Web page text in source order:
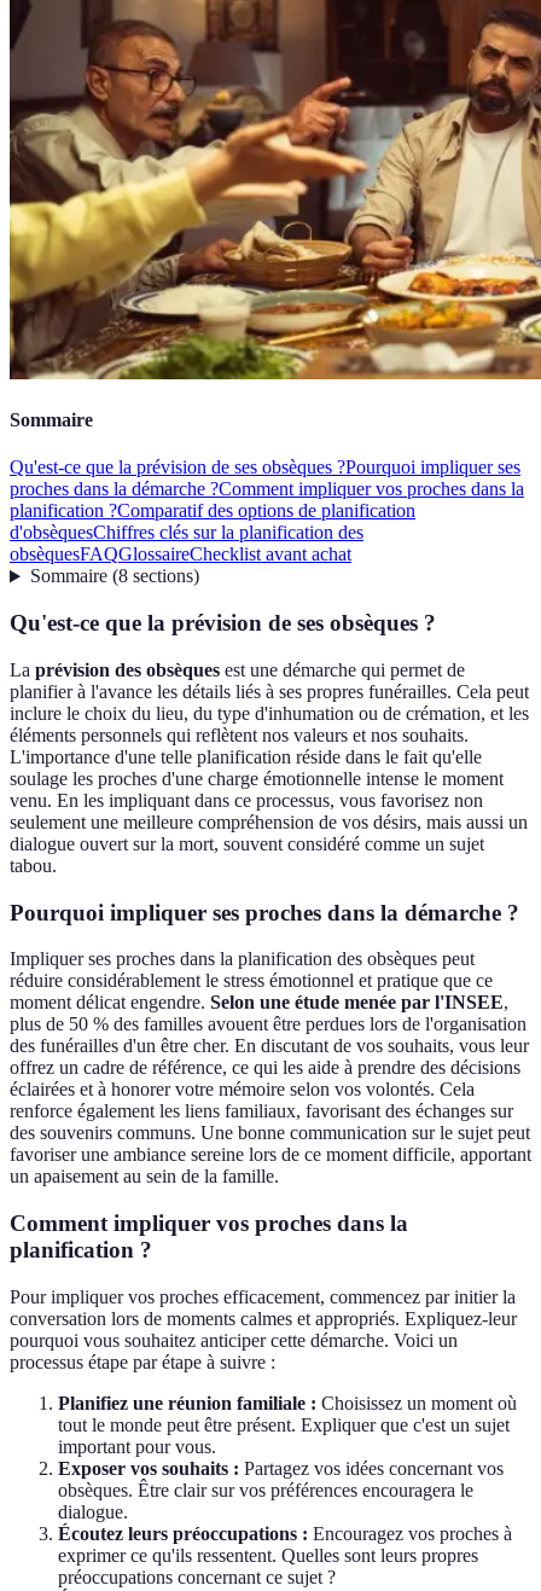
Sommaire
Qu'est-ce que la prévision de ses obsèques ?Pourquoi impliquer ses
proches dans la démarche ?Comment impliquer vos proches dans la
planification ?Comparatif des options de planification
d'obsèquesChiffres clés sur la planification des
obsèquesFAQGlossaireChecklist avant achat
Sommaire(8 sections)
Qu'est-ce que la prévision de ses obsèques ?
La prévision des obsèques est une démarche qui permet de
planifier à l'avance les détails liés à ses propres funérailles. Cela peut
inclure le choix du lieu, du type d'inhumation ou de crémation, et les
éléments personnels qui reflètent nos valeurs et nos souhaits.
L'importance d'une telle planification réside dans le fait qu'elle
soulage les proches d'une charge émotionnelle intense le moment
venu. En les impliquant dans ce processus, vous favorisez non
seulement une meilleure compréhension de vos désirs, mais aussi un
dialogue ouvert sur la mort, souvent considéré comme un sujet
tabou.
Pourquoi impliquer ses proches dans la démarche ?
Impliquer ses proches dans la planification des obsèques peut
réduire considérablement le stress émotionnel et pratique que ce
moment délicat engendre. Selon une étude menée par l'INSEE,
plus de 50 % des familles avouent être perdues lors de l'organisation
des funérailles d'un être cher. En discutant de vos souhaits, vous leur
offrez un cadre de référence, ce qui les aide à prendre des décisions
éclairées et à honorer votre mémoire selon vos volontés. Cela
renforce également les liens familiaux, favorisant des échanges sur
des souvenirs communs. Une bonne communication sur le sujet peut
favoriser une ambiance sereine lors de ce moment difficile, apportant
un apaisement au sein de la famille.
Comment impliquer vos proches dans la
planification ?
Pour impliquer vos proches efficacement, commencez par initier la
conversation lors de moments calmes et appropriés. Expliquez-leur
pourquoi vous souhaitez anticiper cette démarche. Voici un
processus étape par étape à suivre :
Planifiez une réunion familiale : Choisissez un moment où
tout le monde peut être présent. Expliquer que c'est un sujet
important pour vous.
Exposer vos souhaits : Partagez vos idées concernant vos
obsèques. Être clair sur vos préférences encouragera le
dialogue.
Écoutez leurs préoccupations : Encouragez vos proches à
exprimer ce qu'ils ressentent. Quelles sont leurs propres
préoccupations concernant ce sujet ?